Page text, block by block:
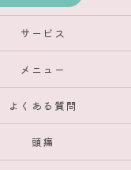
サービス
メニュー
よくある質問
頭痛